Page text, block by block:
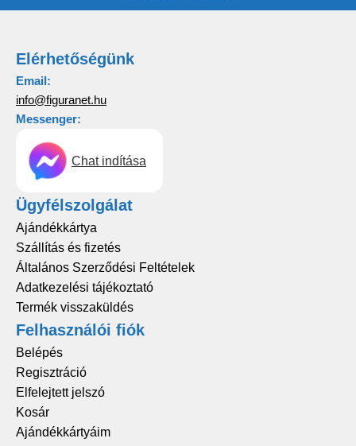
Elérhetőségünk
Email:
info@figuranet.hu
Messenger:
Chat indítása
Ügyfélszolgálat
Ajándékkártya
Szállítás és fizetés
Általános Szerződési Feltételek
Adatkezelési tájékoztató
Termék visszaküldés
Felhasználói fiók
Belépés
Regisztráció
Elfelejtett jelszó
Kosár
Ajándékkártyáim